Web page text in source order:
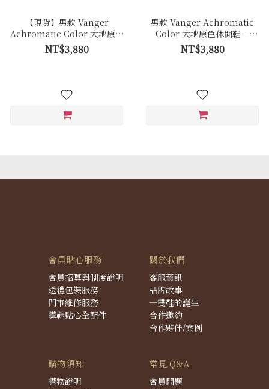
【現貨】男款 Vanger
Achromatic Color 大地原色
休閒鞋－Ca001皚白色(牛皮)
NT$3,880
男款 Vanger Achromatic
Color 大地原色休閒鞋－
Ca001卵石白色(牛皮拼接反毛
皮)
NT$3,880
會員貼心服務
會員招募與制度說明
送禮包裝服務
門市維修服務
購鞋貼心全配件
關於我們
客服資訊
品牌故事
一雙鞋的誕生
合作邀約
合作夥伴/案例
購物須知
購物說明
常見 Q&A
會員問題